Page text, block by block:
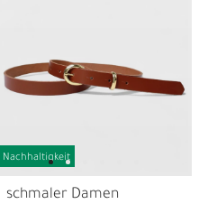
I
Nachhaltigkeit
schmaler Damen